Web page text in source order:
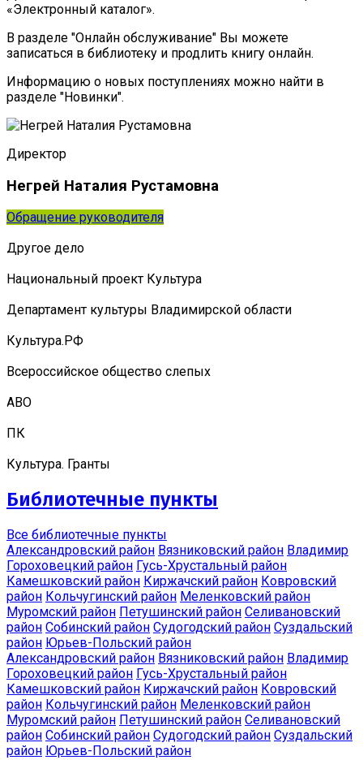
«Электронный каталог».
В разделе "Онлайн обслуживание" Вы можете
записаться в библиотеку и продлить книгу онлайн.
Информацию о новых поступлениях можно найти в
разделе "Новинки".
Директор
Негрей Наталия Рустамовна
Обращение руководителя
Другое дело
Национальный проект Культура
Департамент культуры Владимирской области
Культура.РФ
Всероссийское общество слепых
АВО
ПК
Культура. Гранты
Библиотечные пункты
Все библиотечные пункты
Александровский район Вязниковский район Владимир
Гороховецкий район Гусь-Хрустальный район
Камешковский район Киржачский район Ковровский
район Кольчугинский район Меленковский район
Муромский район Петушинский район Селивановский
район Собинский район Судогодский район Суздальский
район Юрьев-Польский район
Александровский район Вязниковский район Владимир
Гороховецкий район Гусь-Хрустальный район
Камешковский район Киржачский район Ковровский
район Кольчугинский район Меленковский район
Муромский район Петушинский район Селивановский
район Собинский район Судогодский район Суздальский
район Юрьев-Польский район